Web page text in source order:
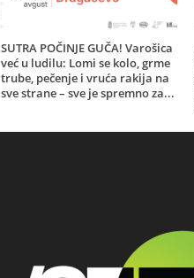
SUTRA POČINJE GUČA! Varošica
već u ludilu: Lomi se kolo, grme
trube, pečenje i vruća rakija na
sve strane – sve je spremno za...